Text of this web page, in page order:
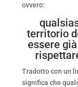
ovvero:
territorio
essere
Tradotto con un
significa che